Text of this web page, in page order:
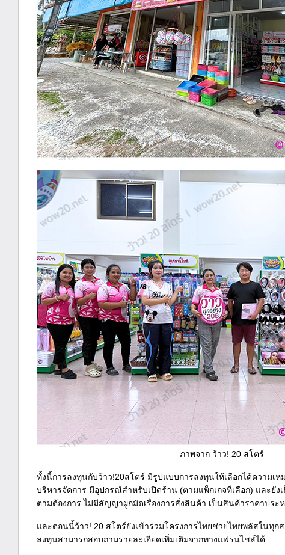
ภาพจาก ว้าว! 20 สโตร์
ทั้งนี้การลงทุนกับว้าว!20สโตร์ มีรูปแบบการลงทุนให้เลือกได้ความเ
บริหารจัดการ มีอุปกรณ์สำหรับเปิดร้าน (ตามแพ็กเกจที่เลือก) และยัง
ตามต้องการ ไม่มีสัญญาผูกมัดเรื่องการสั่งสินค้า เป็นสินค้าราคาประ
และตอนนี้ว้าว! 20 สโตร์ยังเข้าร่วมโครงการไทยช่วยไทยพลัสในทุก
ลงทุนสามารถสอบถามรายละเอียดเพิ่มเติมจากทางแฟรนไชส์ได้